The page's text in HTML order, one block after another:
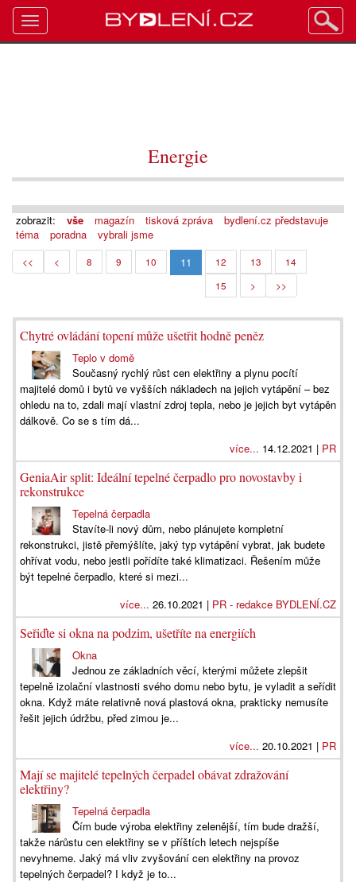
Energie
zobrazit: vše magazín tisková zpráva
bydlení.cz představuje
téma
poradna vybrali jsme
<< < 8 9 10 11 12 13
14
15
> >>
Chytré ovládání topení může ušetřit hodně peněz
Teplo v domě
Současný rychlý růst cen elektřiny a plynu pocítí
majitelé domů i bytů ve vyšších nákladech na jejich vytápění – bez
ohledu na to, zdali mají vlastní zdroj tepla, nebo je jejich byt vytápěn
dálkově. Co se s tím dá...
více... 14.12.2021 | PR
GeniaAir split: Ideální tepelné čerpadlo pro novostavby i
rekonstrukce
Tepelná čerpadla
Stavíte-li nový dům, nebo plánujete kompletní
rekonstrukci, jistě přemýšlíte, jaký typ vytápění vybrat, jak budete
ohřívat vodu, nebo jestli pořídíte také klimatizaci. Řešením může
být tepelné čerpadlo, které si mezi...
více... 26.10.2021 | PR - redakce BYDLENÍ.CZ
Seřiďte si okna na podzim, ušetříte na energiích
Okna
Jednou ze základních věcí, kterými můžete zlepšit
tepelně izolační vlastnosti svého domu nebo bytu, je vyladit a seřídit
okna. Když máte relativně nová plastová okna, prakticky nemusíte
řešit jejich údržbu, před zimou je...
více... 20.10.2021 | PR
Mají se majitelé tepelných čerpadel obávat zdražování
elektřiny?
Tepelná čerpadla
Čím bude výroba elektřiny zelenější, tím bude dražší,
takže nárůstu cen elektřiny se v příštích letech nejspíše
nevyhneme. Jaký má vliv zvyšování cen elektřiny na provoz
tepelných čerpadel? I když je to...
Toggle
navigation